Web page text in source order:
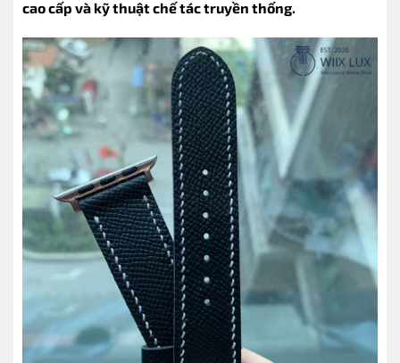
cao cấp và kỹ thuật chế tác truyền thống.